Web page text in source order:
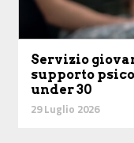
Servizio
supporto
under 30
29 Luglio 2026